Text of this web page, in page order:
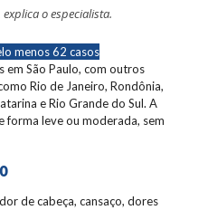
o especialista.
menos 62 casos
em São Paulo, com outros
Rio de Janeiro, Rondônia,
e Rio Grande do Sul. A
forma leve ou moderada, sem
de cabeça, cansaço, dores